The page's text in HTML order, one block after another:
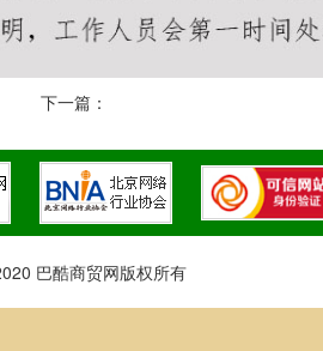
下一篇：
巴酷商贸网版权所有